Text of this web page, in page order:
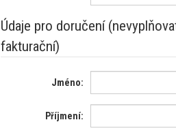
Údaje pro doručení
fakturační)
Jméno:
Příjmení: